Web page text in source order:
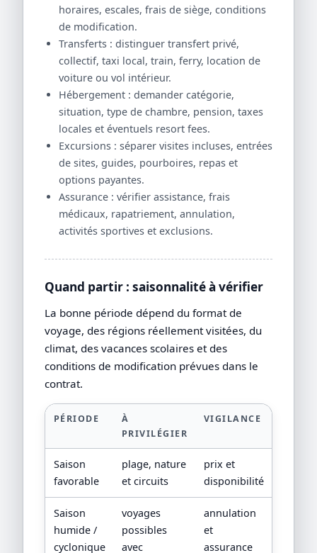
horaires, escales, frais de siège, conditions
de modification.
Transferts : distinguer transfert privé,
collectif, taxi local, train, ferry, location de
voiture ou vol intérieur.
Hébergement : demander catégorie,
situation, type de chambre, pension, taxes
locales et éventuels resort fees.
Excursions : séparer visites incluses, entrées
de sites, guides, pourboires, repas et
options payantes.
Assurance : vérifier assistance, frais
médicaux, rapatriement, annulation,
activités sportives et exclusions.
Quand partir : saisonnalité à vérifier
La bonne période dépend du format de
voyage, des régions réellement visitées, du
climat, des vacances scolaires et des
conditions de modification prévues dans le
contrat.
PÉRIODE
À
PRIVILÉGIER
VIGILANCE
Saison
favorable
plage, nature
et circuits
prix et
disponibilité
Saison
humide /
cyclonique
voyages
possibles
avec
annulation
et
assurance